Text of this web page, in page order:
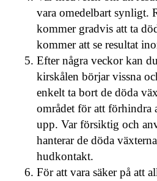
vara omedelbart synligt.
kommer gradvis att ta
kommer att se resultat
Efter några veckor kan
kirskålen börjar vissna
enkelt ta bort de döda
området för att förhindra
upp. Var försiktig och
hanterar de döda
hudkontakt.
För att vara säker på att